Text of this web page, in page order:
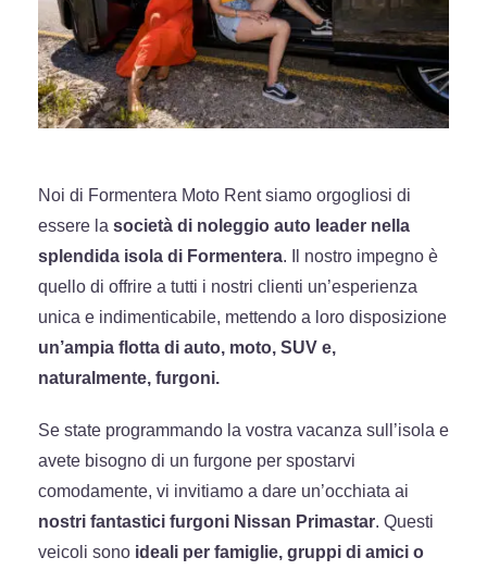
Noi di Formentera Moto Rent siamo orgogliosi di
essere la società di noleggio auto leader nella
splendida isola di Formentera. Il nostro impegno è
quello di offrire a tutti i nostri clienti un’esperienza
unica e indimenticabile, mettendo a loro disposizione
un’ampia flotta di auto, moto, SUV e,
naturalmente, furgoni.
Se state programmando la vostra vacanza sull’isola e
avete bisogno di un furgone per spostarvi
comodamente, vi invitiamo a dare un’occhiata ai
nostri fantastici furgoni Nissan Primastar. Questi
veicoli sono ideali per famiglie, gruppi di amici o